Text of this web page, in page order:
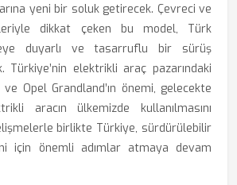
yeni bir soluk getirecek. Çevreci ve
dikkat çeken bu model, Türk
duyarlı ve tasarruflu bir sürüş
Türkiye’nin elektrikli araç pazarındaki
Opel Grandland’ın önemi, gelecekte
aracın ülkemizde kullanılmasını
birlikte Türkiye, sürdürülebilir
için önemli adımlar atmaya devam